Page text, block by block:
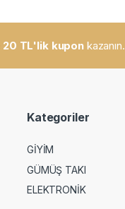
20 TL'lik kuponkazanın.
Kategoriler
GİYİM
GÜMÜŞ TAKI
ELEKTRONİK